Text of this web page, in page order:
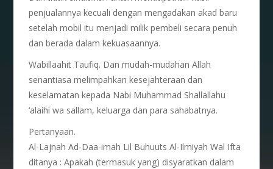
penjualannya kecuali dengan mengadakan akad baru
setelah mobil itu menjadi milik pembeli secara penuh
dan berada dalam kekuasaannya.
Wabillaahit Taufiq. Dan mudah-mudahan Allah
senantiasa melimpahkan kesejahteraan dan
keselamatan kepada Nabi Muhammad Shallallahu
‘alaihi wa sallam, keluarga dan para sahabatnya.
Pertanyaan.
Al-Lajnah Ad-Daa-imah Lil Buhuuts Al-Ilmiyah Wal Ifta
ditanya : Apakah (termasuk yang) disyaratkan dalam